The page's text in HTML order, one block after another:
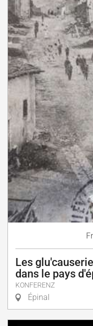
Les
dans le pays
KONFERENZ
Épinal